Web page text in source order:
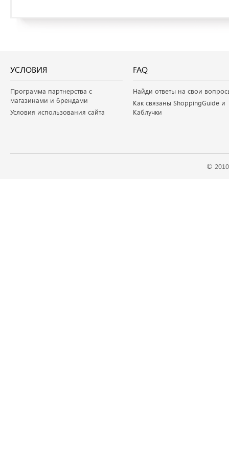
УСЛОВИЯ
Программа партнерства с
магазинами и брендами
Условия использования сайта
FAQ
Найди ответы на свои
Как связаны ShoppingGuide и
Каблучки
©